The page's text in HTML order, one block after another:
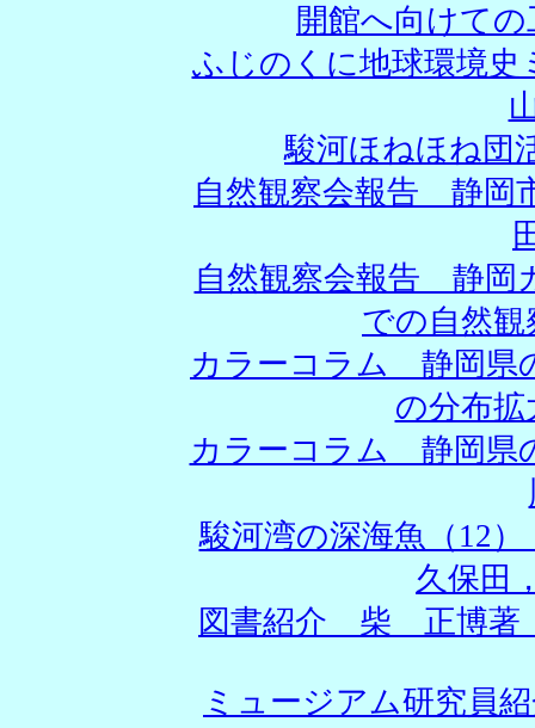
開館へ向け
ふじのくに地球環境
駿河ほねほね
自然観察会報告 静岡
自然観察会報告 静岡
での自然
カラーコラム 静岡県
の分布
カラーコラム 静岡
駿河湾の深海魚（12
久保
図書紹介 柴 正博著
ミュージアム研究員